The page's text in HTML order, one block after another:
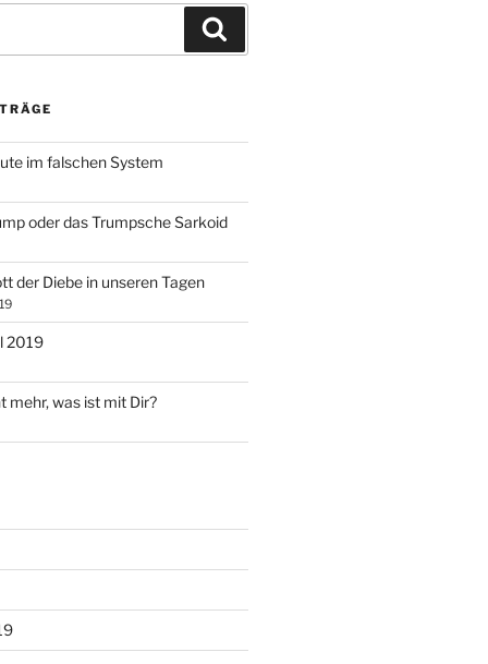
im falschen System
oder das Trumpsche Sarkoid
der Diebe in unseren Tagen
2019
mehr, was ist mit Dir?